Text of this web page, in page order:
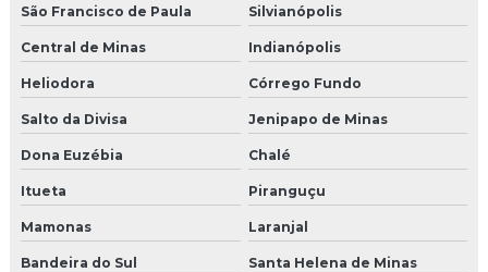
São Francisco de Paula Silvianópolis
Central de Minas Indianópolis
Heliodora Córrego Fundo
Salto da Divisa Jenipapo de Minas
Dona Euzébia Chalé
Itueta Piranguçu
Mamonas Laranjal
Bandeira do Sul Santa Helena de Minas